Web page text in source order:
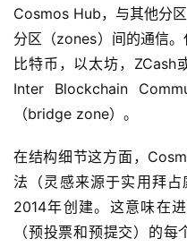
Cosmos Hub，与其他分
分区（zones）间的通信
比特币，以太坊，ZCash
Inter Blockchain
（bridge zone）。
在结构细节这方面，
法（灵感来源于实用拜
2014年创建。这意味在
（预投票和预提交）的